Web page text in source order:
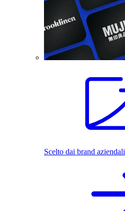
Scelto dai brand aziendali